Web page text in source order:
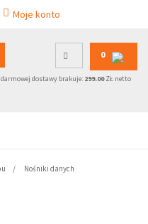
Moje konto
0
darmowej dostawy brakuje: 299.00ZŁ netto
Nośniki danych